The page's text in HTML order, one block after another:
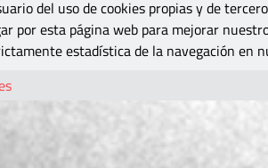
del uso de cookies propias y de
por esta página web para mejorar
estadística de la navegación en